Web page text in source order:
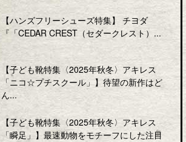
【ハンズフリーシューズ特集】 チヨダ
『「CEDAR CREST（セダークレスト）...
【子ども靴特集〈2025年秋冬〉アキレス
「ニコ☆プチスクール」】待望の新作はど
ん...
【子ども靴特集〈2025年秋冬〉アキレス
「瞬足」】最速動物をモチーフにした注目